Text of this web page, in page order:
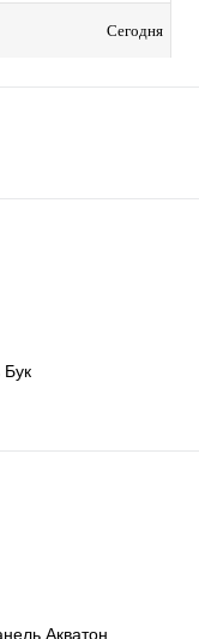
Сегодня
Акватон